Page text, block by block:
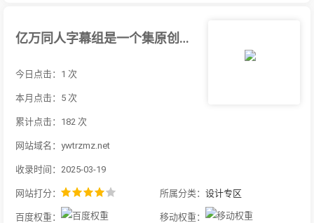
亿万同人字幕组是一个集原创与搬运的同人小说和影视资源分享交流平台，旨在为全球观众提供跨越语言障碍的文化体验
今日点击：1 次
本月点击：5 次
累计点击：182 次
网站域名：ywtrzmz.net
收录时间：2025-03-19
网站打分： 所属分类： 设计专区
百度权重： 移动权重：